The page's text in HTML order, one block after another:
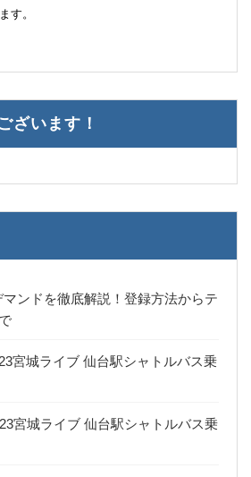
す。
ざいます！
ンドを徹底解説！登録方法からテ
宮城ライブ 仙台駅シャトルバス乗
宮城ライブ 仙台駅シャトルバス乗